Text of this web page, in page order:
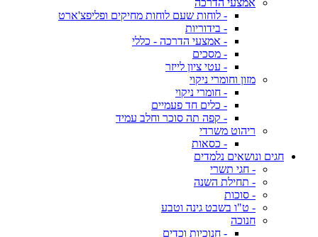
אמצעי הדרכה
- לוחות שעם לוחות מחיקים ופליפצ'ארט
- בידוריות
- אמצעי הדרכה - כללי
- מסכים
- עטי ציון לייזר
מזון וחומרי ניקוי
- חומרי ניקוי
- כלים חד פעמיים
- קפה תה סוכר וחלב עמיד
ריהוט משרדי
- כסאות
חגים ונושאים נלמדים
- חגי תשרי
- תחילת השנה
- סוכות
- ט"ו בשבט גינה וטבע
חנוכה
- חנוכיות וכדים